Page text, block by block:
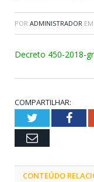
POR ADMINISTRADOR EM
Decreto 450-2018-
COMPARTILHAR:
Twitter
Email
CONTEÚDO